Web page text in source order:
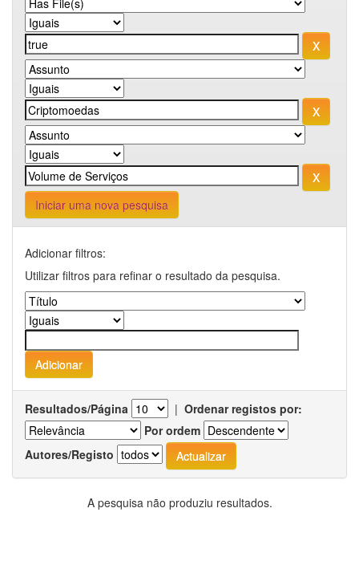
Iniciar uma nova pesquisa
Adicionar filtros:
Utilizar filtros para refinar o resultado da pesquisa.
Resultados/Página | Ordenar registos por:
Por ordem
Autores/Registo
A pesquisa não produziu resultados.